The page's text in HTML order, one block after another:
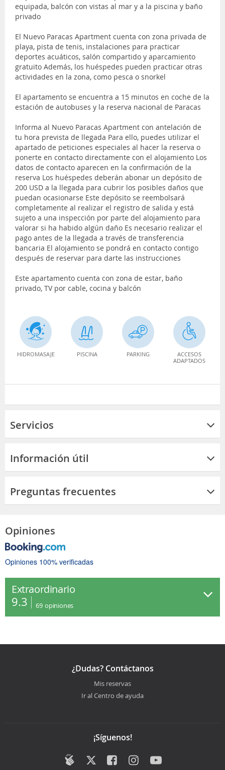
equipada, balcón con vistas al mar y a la piscina y baño
privado
El Nuevo Paracas Apartment cuenta con zona privada de
playa, pista de tenis, instalaciones para practicar
deportes acuáticos, salón compartido y aparcamiento
gratuito Además, los huéspedes pueden practicar otras
actividades en la zona, como pesca o snorkel
El apartamento se encuentra a 15 minutos en coche de la
estación de autobuses y la reserva nacional de Paracas
Informa al Nuevo Paracas Apartment con antelación de
tu hora prevista de llegada Para ello, puedes utilizar el
apartado de peticiones especiales al hacer la reserva o
ponerte en contacto directamente con el alojamiento Los
datos de contacto aparecen en la confirmación de la
reserva Los huéspedes deberán abonar un depósito de
200 USD a la llegada para cubrir los posibles daños que
puedan ocasionarse Este depósito se reembolsará
completamente al realizar el registro de salida y está
sujeto a una inspección por parte del alojamiento para
valorar si ha habido algún daño Es necesario realizar el
pago antes de la llegada a través de transferencia
bancaria El alojamiento se pondrá en contacto contigo
después de reservar para darte las instrucciones
Este apartamento cuenta con zona de estar, baño
privado, TV por cable, cocina y balcón
HIDROMASAJE PISCINA PARKING
ACCESOS
ADAPTADOS
Servicios
Información útil
Preguntas frecuentes
Opiniones
Opiniones 100% verificadas
Extraordinario
9.3 69 opiniones
¿Dudas? Contáctanos
Mis reservas
Ir al Centro de ayuda
¡Síguenos!